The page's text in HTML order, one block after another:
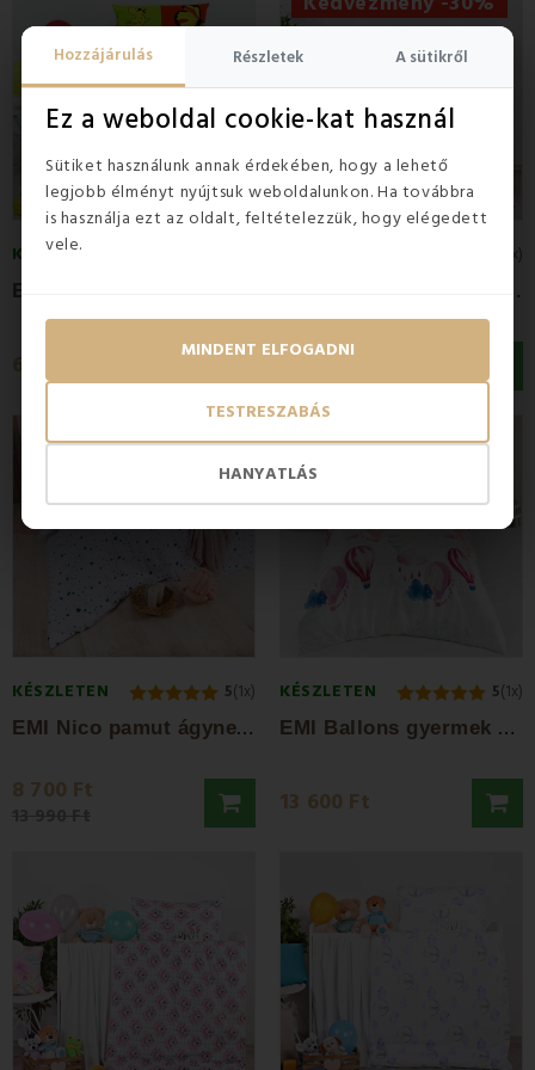
Hozzájárulás Részletek A sütikről
Ez a weboldal cookie-kat használ
Sütiket használunk annak érdekében, hogy a lehető
legjobb élményt nyújtsuk weboldalunkon. Ha továbbra
is használja ezt az oldalt, feltételezzük, hogy elégedett
vele.
HANYATLÁS
TESTRESZABÁS
MINDENT ELFOGADNI
KÉSZLETEN
EMI Elefántos rózsaszín gyerek ágyneműhuzat
4 520 Ft
6 460 Ft
Kedvezmény -38%
KÉSZLETEN 5(1x)
E
MI Nico pamut ágyneműhuzat
8 700 Ft
KÉSZLETEN 5(1x)
E
MI Ballons gyermek ágyneműhuzat 140x200...
13 600 Ft